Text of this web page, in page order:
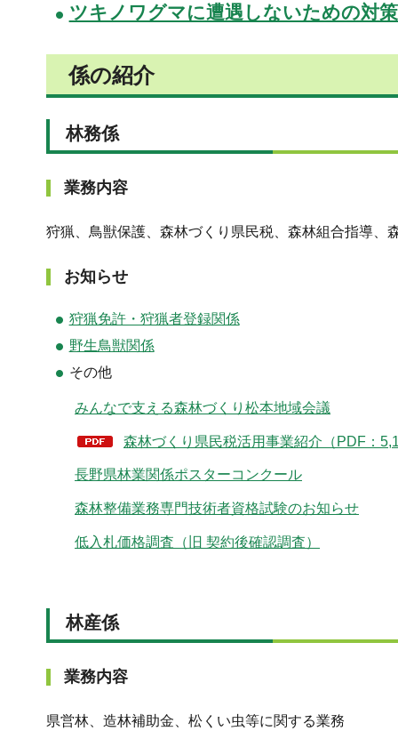
ツキノワグマに遭遇しないための対
係の紹介
林務係
業務内容
狩猟、鳥獣保護、森林づくり県民税、森林組合指導、
お知らせ
狩猟免許・狩猟者登録関係
野生鳥獣関係
その他
みんなで支える森林づくり松本地域会議
森林づくり県民税活用事業紹介（PDF：
長野県林業関係ポスターコンクール
森林整備業務専門技術者資格試験のお知らせ
低入札価格調査（旧 契約後確認調査）
林産係
業務内容
県営林、造林補助金、松くい虫等に関する業務